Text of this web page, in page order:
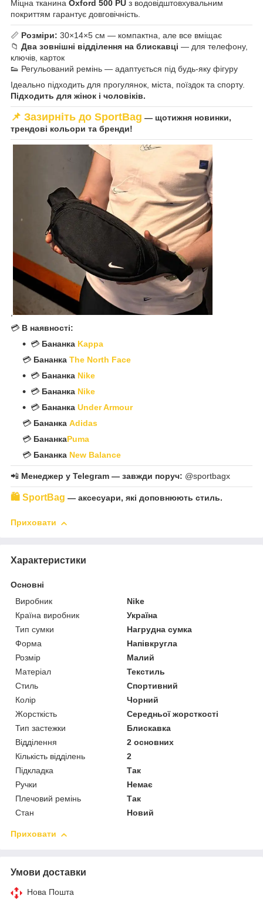
Міцна тканина Oxford 500 PU з водовідштовхувальним
покриттям гарантує довговічність.
📏 Розміри: 30×14×5 см — компактна, але все вміщає
📁 Два зовнішні відділення на блискавці — для телефону,
ключів, карток
👟 Регульований ремінь — адаптується під будь-яку фігуру
Ідеально підходить для прогулянок, міста, поїздок та спорту.
Підходить для жінок і чоловіків.
📌 Зазирніть до SportBag — щотижня новинки,
трендові кольори та бренди!
💳 В наявності:
💳 Бананка Kappa
💳 Бананка The North Face
💳 Бананка Nike
💳 Бананка Nike
💳 Бананка Under Armour
💳 Бананка Adidas
💳 БананкаPuma
💳 Бананка New Balance
📲 Менеджер у Telegram — завжди поруч: @sportbagx
🛍 SportBag — аксесуари, які доповнюють стиль.
Приховати
Характеристики
Основні
Виробник
Nike
Країна виробник
Україна
Тип сумки
Нагрудна сумка
Форма
Напівкругла
Розмір
Малий
Матеріал
Текстиль
Стиль
Спортивний
Колір
Чорний
Жорсткість
Середньої жорсткості
Тип застежки
Блискавка
Відділення
2 основних
Кількість відділень
2
Підкладка
Так
Ручки
Немає
Плечовий ремінь
Так
Стан
Новий
Приховати
Умови доставки
Нова Пошта